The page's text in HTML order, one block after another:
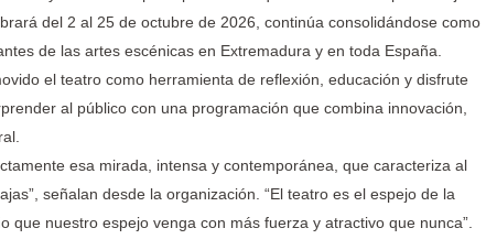
del 2 al 25 de octubre de 2026, continúa consolidándose como
de las artes escénicas en Extremadura y en toda España.
el teatro como herramienta de reflexión, educación y disfrute
al público con una programación que combina innovación,
esa mirada, intensa y contemporánea, que caracteriza al
señalan desde la organización. “El teatro es el espejo de la
que nuestro espejo venga con más fuerza y atractivo que nunca”.